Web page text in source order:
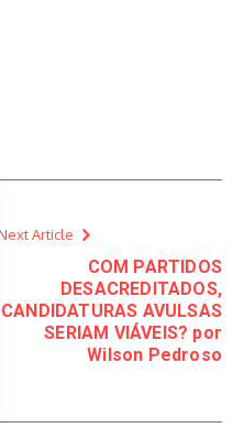
Next Article
COM PARTIDOS
DESACREDITADOS,
CANDIDATURAS AVULSAS
SERIAM VIÁVEIS? por
Wilson Pedroso